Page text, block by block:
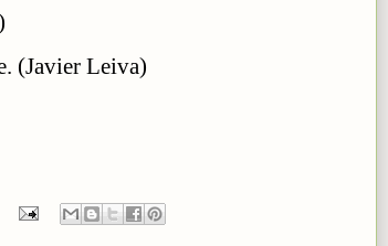
(Javier Leiva)